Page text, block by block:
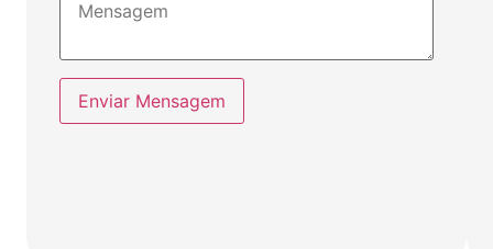
Enviar Mensagem